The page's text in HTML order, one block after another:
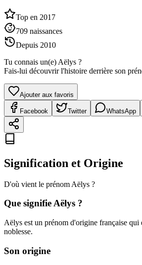
Top en 2017
709 naissances
Depuis 2010
Tu connais un(e) Aëlys ?
Fais-lui découvrir l'histoire derrière son
Ajouter aux favoris
Facebook Twitter WhatsApp
Signification et Origine
D'où vient le prénom Aëlys ?
Que signifieAëlys ?
Aëlys est un prénom d'origine française qui
noblesse.
Son origine